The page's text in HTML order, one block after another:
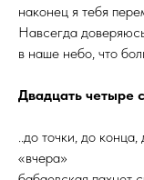
наконец я тебя
Навсегда
в наше небо, что
Двадцать четыре
..до точки, до
«вчера»